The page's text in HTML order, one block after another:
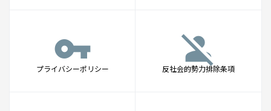
vpn_key
プライバシーポリシー
person_off
反社会的勢力排除条項